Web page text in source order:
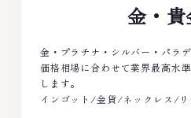
金・貴
金・プラチナ・シルバー・パラ
価格相場に合わせて業界最高水
します。
インゴット/金貨/ネックレス/リ